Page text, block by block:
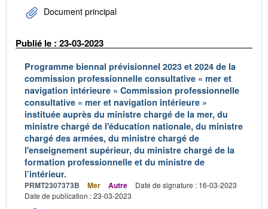
Document principal
Publié le : 23-03-2023
Programme biennal prévisionnel 2023 et 2024 de la
commission professionnelle consultative « mer et
navigation intérieure » Commission professionnelle
consultative « mer et navigation intérieure »
instituée auprès du ministre chargé de la mer, du
ministre chargé de l'éducation nationale, du ministre
chargé des armées, du ministre chargé de
l'enseignement supérieur, du ministre chargé de la
formation professionnelle et du ministre de
l’intérieur.
PRMT2307373B Mer Autre
Date de signature : 16-03-2023
Date de publication : 23-03-2023